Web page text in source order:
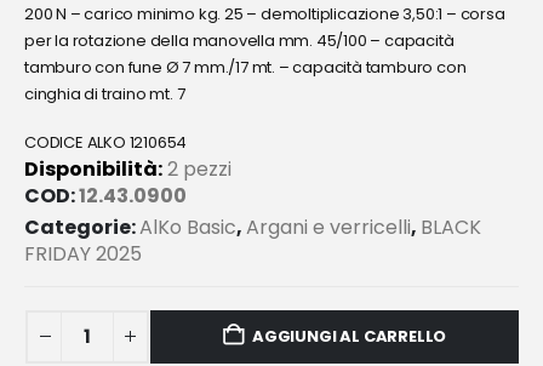
200 N – carico minimo kg. 25 – demoltiplicazione 3,50:1 – corsa
per la rotazione della manovella mm. 45/100 – capacità
tamburo con fune Ø 7 mm./17 mt. – capacità tamburo con
cinghia di traino mt. 7
CODICE ALKO 1210654
Disponibilità:2 pezzi
COD:12.43.0900
Categorie:AlKo Basic,Argani e verricelli, BLACK
FRIDAY 2025
AGGIUNGI AL CARRELLO